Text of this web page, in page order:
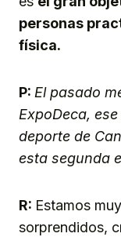
personas
física.
P: El pasado
ExpoDeca,
deporte de
esta segunda
R: Estamos
sorprendidos,